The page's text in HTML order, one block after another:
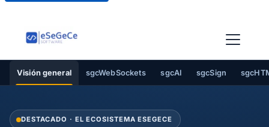
Visión general sgcWebSockets sgcAI sgcSign
DESTACADO · EL ECOSISTEMA ESEGECE